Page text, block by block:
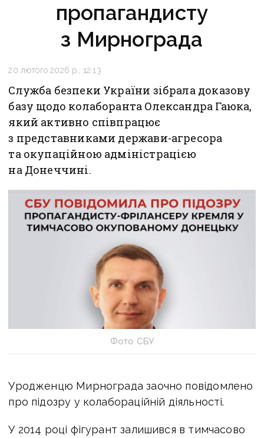
пропагандисту
з Мирнограда
20 лютого 2026 р., 12:13
Служба безпеки України зібрала доказову
базу щодо колаборанта Олександра Гаюка,
який активно співпрацює
з представниками держави-агресора
та окупаційною адміністрацією
на Донеччині.
Фото СБУ
Уродженцю Мирнограда заочно повідомлено
про підозру у колабораційній діяльності.
У 2014 році фігурант залишився в тимчасово